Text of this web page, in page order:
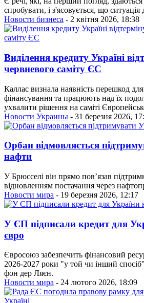
спробувати, і з'ясовується, що
Новости бизнеса - 2 квітня 2026, 18:38
Виділення кредиту Україні
червневого саміту ЄС
Каллас визнала наявність перешкод
фінансування та працюють над їх
ухвалити рішення на саміті
Новости Украины - 31 березня 2026,
Орбан відмовляється
нафти
У Брюсселі він прямо пов’язав
відновленням постачання через
Новости мира - 19 березня 2026, 12:17
У ЄП підписали кредит для
євро
Євросоюз забезпечить фінансовий
2026-2027 роки "у той чи інший
фон дер Ляєн.
Новости мира - 24 лютого 2026, 18:09